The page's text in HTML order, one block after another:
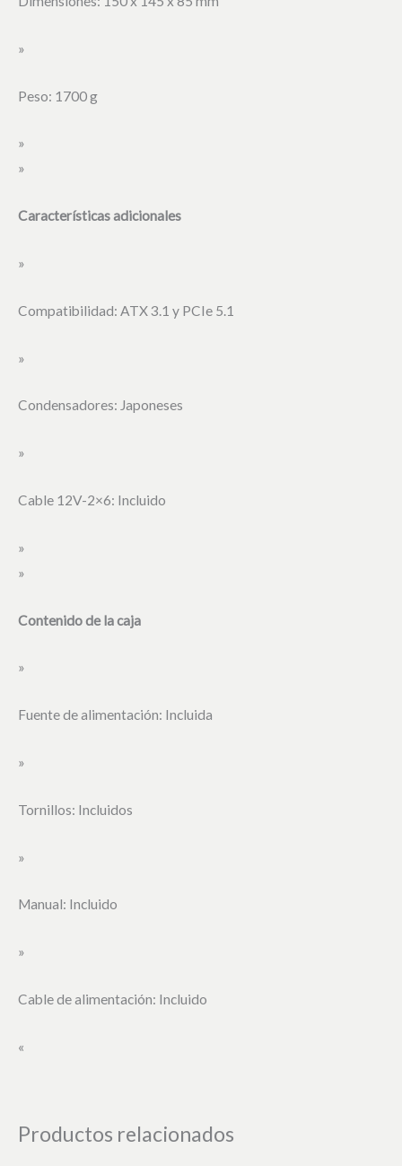
»
Peso: 1700 g
»
»
Características adicionales
»
Compatibilidad: ATX 3.1 y PCIe 5.1
»
Condensadores: Japoneses
»
Cable 12V-2×6: Incluido
»
»
Contenido de la caja
»
Fuente de alimentación: Incluida
»
Tornillos: Incluidos
»
Manual: Incluido
»
Cable de alimentación: Incluido
«
Productos relacionados